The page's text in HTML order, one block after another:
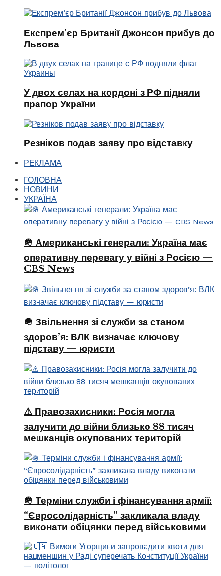
Експрем’єр Британії Джонсон прибув до
Львова
У двох селах на кордоні з РФ підняли
прапор України
Резніков подав заяву про відставку
РЕКЛАМА
ГОЛОВНА
НОВИНИ
УКРАЇНА
🪖 Американські генерали: Україна має
оперативну перевагу у війні з Росією —
CBS News
🪖 Звільнення зі служби за станом
здоров’я: ВЛК визначає ключову
підставу — юристи
⚠️ Правозахисники: Росія могла
залучити до війни близько 88 тисяч
мешканців окупованих територій
🪖 Терміни служби і фінансування армії:
“Євросолідарність” закликала владу
виконати обіцянки перед військовими